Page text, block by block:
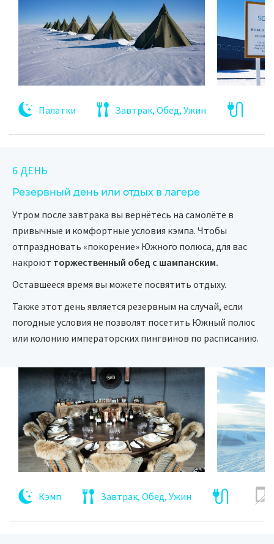
Палатки Завтрак, Обед, Ужин
6 ДЕНЬ
Резервный день или отдых в лагере
Утром после завтрака вы вернётесь на самолёте в
привычные и комфортные условия кэмпа. Чтобы
отпраздновать «покорение» Южного полюса, для вас
накроют торжественный обед с шампанским.
Оставшееся время вы можете посвятить отдыху.
Также этот день является резервным на случай, если
погодные условия не позволят посетить Южный полюс
или колонию императорских пингвинов по расписанию.
Кэмп Завтрак, Обед, Ужин